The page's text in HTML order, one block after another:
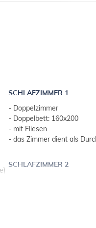
SCHLAFZIMMER 1
- Doppelzimmer
- Doppelbett: 160x200
- mit Fliesen
- das Zimmer dient als
SCHLAFZIMMER 2